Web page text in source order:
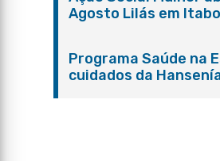
Agosto Lilás em
Programa Saúde na
cuidados da